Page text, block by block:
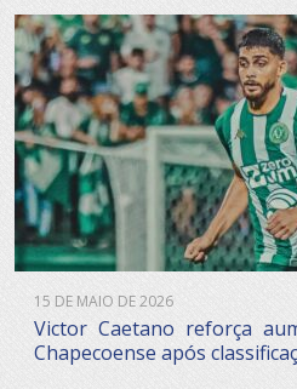
15 DE MAIO DE 2026
Victor Caetano reforça
Chapecoense após